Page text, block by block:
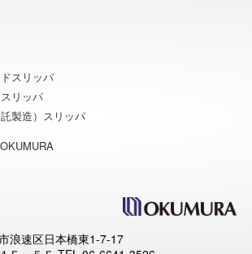
スリッパ
リッパ
製造）スリッパ
浪速区日本橋東1-7-17